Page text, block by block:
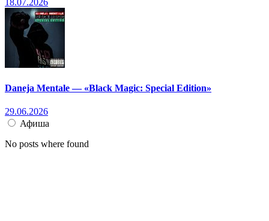
Daneja Mentale — «Black Magic: Special Edition»
29.06.2026
Афиша
No posts where found